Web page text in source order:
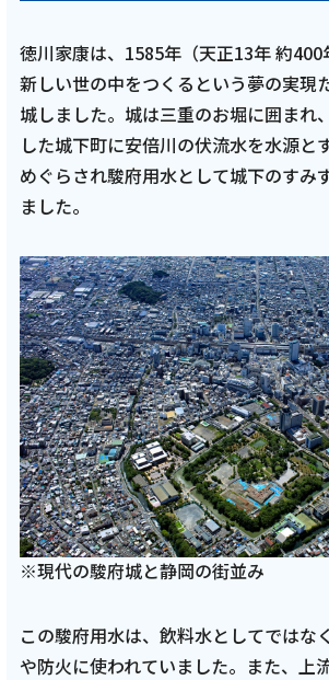
徳川家康は、1585年（天正13年 約400
新しい世の中をつくるという夢の実現
城しました。城は三重のお堀に囲まれ
した城下町に安倍川の伏流水を水源と
めぐらされ駿府用水として城下のすみ
ました。
※現代の駿府城と静岡の街並み
この駿府用水は、飲料水としてではな
や防火に使われていました。また、上